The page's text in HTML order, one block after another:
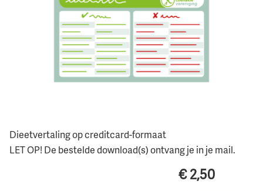
Dieetvertaling op creditcard-formaat
LET OP! De bestelde download(s) ontvang je in je mail.
€2,50